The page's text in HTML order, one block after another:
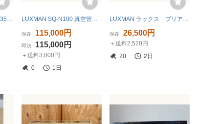
LUXMAN ラックスマン A3550 ! KT88 真空管アンプ LUXMAN SQ-N100 真空管アンプ 6か月間保証いたします。
現在 115,000円
即決 115,000円
＋送料3,000円
0
1日
LUXMAN ラックス プリアンプ コントロールアンプ CL-40
現在 26,500円
＋送料2,520円
20
2日